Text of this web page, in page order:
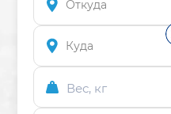
Вес, кг